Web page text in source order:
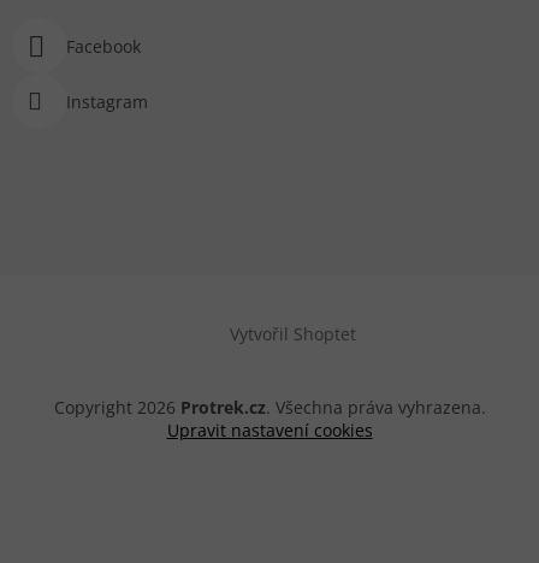
Facebook
Instagram
Vytvořil Shoptet
Copyright 2026 Protrek.cz. Všechna práva vyhrazena.
Upravit nastavení cookies